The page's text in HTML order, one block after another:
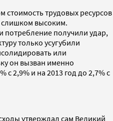
трудовых ресурсов
слишком высоким.
потребление получили удар,
только усугубили
или
он вызван именно
2,9% и на 2013 год до 2,7% с
утверждал сам Великий